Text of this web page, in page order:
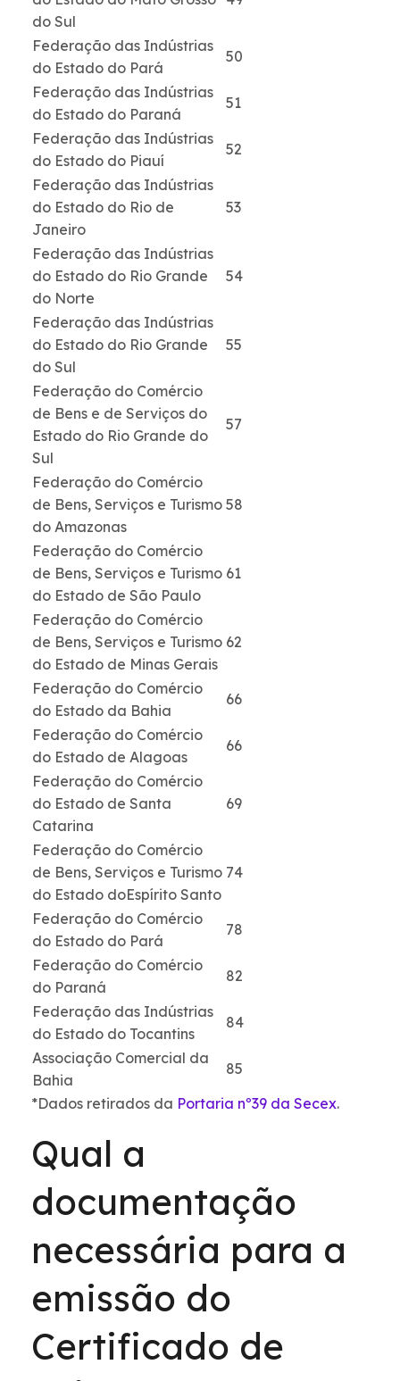
do Sul
Federação das Indústrias
do Estado do Pará
50
Federação das Indústrias
do Estado do Paraná
51
Federação das Indústrias
do Estado do Piauí
52
Federação das Indústrias
do Estado do Rio de
Janeiro
53
Federação das Indústrias
do Estado do Rio Grande
do Norte
54
Federação das Indústrias
do Estado do Rio Grande
do Sul
55
Federação do Comércio
de Bens e de Serviços do
Estado do Rio Grande do
Sul
57
Federação do Comércio
de Bens, Serviços e Turismo
do Amazonas
58
Federação do Comércio
de Bens, Serviços e Turismo
do Estado de São Paulo
61
Federação do Comércio
de Bens, Serviços e Turismo
do Estado de Minas Gerais
62
Federação do Comércio
do Estado da Bahia
66
Federação do Comércio
do Estado de Alagoas
66
Federação do Comércio
do Estado de Santa
Catarina
69
Federação do Comércio
de Bens, Serviços e Turismo
do Estado doEspírito Santo
74
Federação do Comércio
do Estado do Pará
78
Federação do Comércio
do Paraná
82
Federação das Indústrias
do Estado do Tocantins
84
Associação Comercial da
Bahia
85
*Dados retirados da Portaria nº39 da Secex.
Qual a
documentação
necessária para a
emissão do
Certificado de